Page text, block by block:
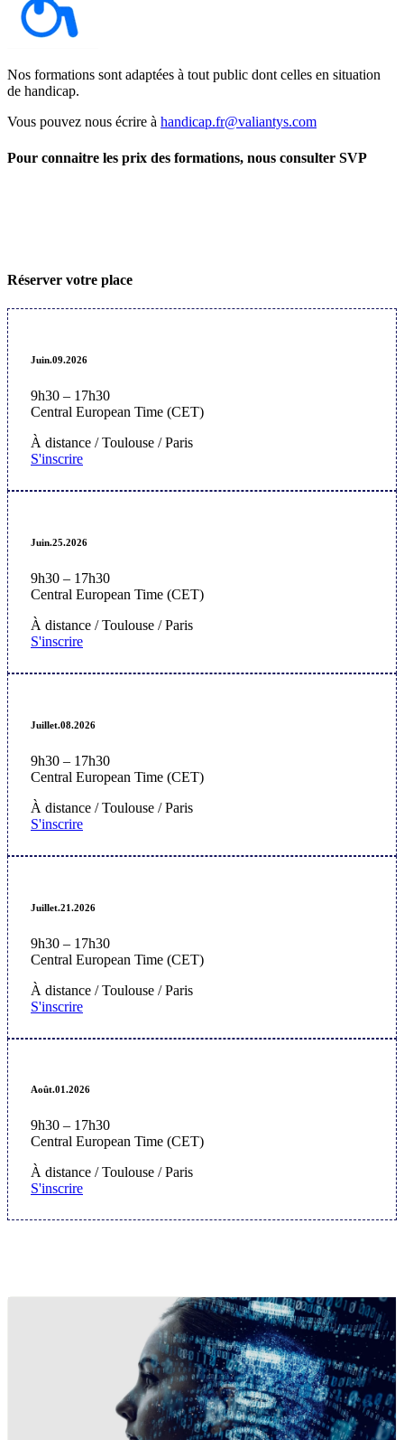
Nos formations sont adaptées à tout public dont celles en situation
de handicap.
Vous pouvez nous écrire à handicap.fr@valiantys.com
Pour connaitre les prix des formations, nous consulter SVP
Réserver votre place
Juin.09.2026
9h30 – 17h30
Central European Time (CET)
À distance / Toulouse / Paris
S'inscrire
Juin.25.2026
9h30 – 17h30
Central European Time (CET)
À distance / Toulouse / Paris
S'inscrire
Juillet.08.2026
9h30 – 17h30
Central European Time (CET)
À distance / Toulouse / Paris
S'inscrire
Juillet.21.2026
9h30 – 17h30
Central European Time (CET)
À distance / Toulouse / Paris
S'inscrire
Août.01.2026
9h30 – 17h30
Central European Time (CET)
À distance / Toulouse / Paris
S'inscrire